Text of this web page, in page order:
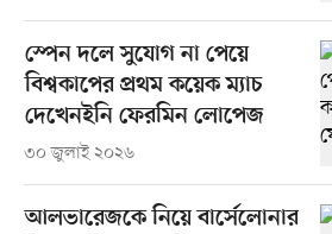
স্পেন দলে সুযোগ না পেয়ে
বিশ্বকাপের প্রথম কয়েক ম্যাচ
দেখেনইনি ফেরমিন লোপেজ
৩০ জুলাই ২০২৬
আলভারেজকে নিয়ে বার্সেলোনার